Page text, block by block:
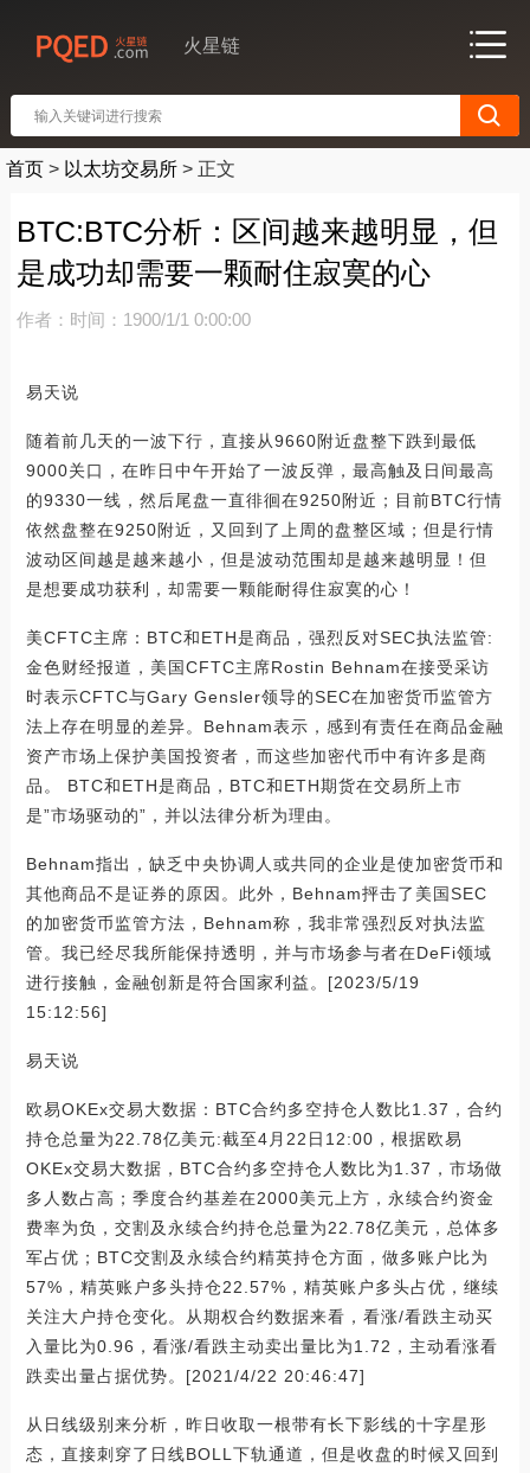
火星链
首页 > 以太坊交易所 > 正文
BTC:BTC分析：区间越来越明显，但
是成功却需要一颗耐住寂寞的心
作者： 时间：1900/1/1 0:00:00
易天说
随着前几天的一波下行，直接从9660附近盘整下跌到最低
9000关口，在昨日中午开始了一波反弹，最高触及日间最高
的9330一线，然后尾盘一直徘徊在9250附近；目前BTC行情
依然盘整在9250附近，又回到了上周的盘整区域；但是行情
波动区间越是越来越小，但是波动范围却是越来越明显！但
是想要成功获利，却需要一颗能耐得住寂寞的心！
美CFTC主席：BTC和ETH是商品，强烈反对SEC执法监管:
金色财经报道，美国CFTC主席Rostin Behnam在接受采访
时表示CFTC与Gary Gensler领导的SEC在加密货币监管方
法上存在明显的差异。Behnam表示，感到有责任在商品金融
资产市场上保护美国投资者，而这些加密代币中有许多是商
品。 BTC和ETH是商品，BTC和ETH期货在交易所上市
是”市场驱动的”，并以法律分析为理由。
Behnam指出，缺乏中央协调人或共同的企业是使加密货币和
其他商品不是证券的原因。此外，Behnam抨击了美国SEC
的加密货币监管方法，Behnam称，我非常强烈反对执法监
管。我已经尽我所能保持透明，并与市场参与者在DeFi领域
进行接触，金融创新是符合国家利益。[2023/5/19
15:12:56]
易天说
欧易OKEx交易大数据：BTC合约多空持仓人数比1.37，合约
持仓总量为22.78亿美元:截至4月22日12:00，根据欧易
OKEx交易大数据，BTC合约多空持仓人数比为1.37，市场做
多人数占高；季度合约基差在2000美元上方，永续合约资金
费率为负，交割及永续合约持仓总量为22.78亿美元，总体多
军占优；BTC交割及永续合约精英持仓方面，做多账户比为
57%，精英账户多头持仓22.57%，精英账户多头占优，继续
关注大户持仓变化。从期权合约数据来看，看涨/看跌主动买
入量比为0.96，看涨/看跌主动卖出量比为1.72，主动看涨看
跌卖出量占据优势。[2021/4/22 20:46:47]
从日线级别来分析，昨日收取一根带有长下影线的十字星形
态，直接刺穿了日线BOLL下轨通道，但是收盘的时候又回到